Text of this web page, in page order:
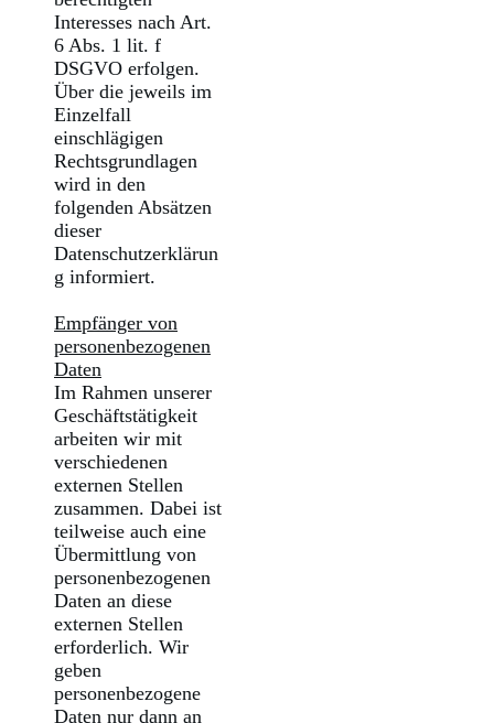
Interesses nach Art.
6 Abs. 1 lit. f
DSGVO erfolgen.
Über die jeweils im
Einzelfall
einschlägigen
Rechtsgrundlagen
wird in den
folgenden Absätzen
dieser
Datenschutzerklärun
g informiert.
Empfänger von
personenbezogenen
Daten
Im Rahmen unserer
Geschäftstätigkeit
arbeiten wir mit
verschiedenen
externen Stellen
zusammen. Dabei ist
teilweise auch eine
Übermittlung von
personenbezogenen
Daten an diese
externen Stellen
erforderlich. Wir
geben
personenbezogene
Daten nur dann an